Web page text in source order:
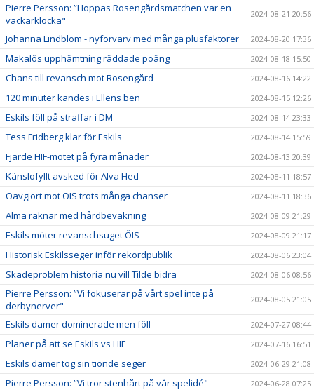
Pierre Persson: ”Hoppas Rosengårdsmatchen var en
väckarklocka"
2024-08-21 20:56
Johanna Lindblom - nyförvärv med många plusfaktorer 2024-08-20 17:36
Makalös upphämtning räddade poäng 2024-08-18 15:50
Chans till revansch mot Rosengård 2024-08-16 14:22
120 minuter kändes i Ellens ben 2024-08-15 12:26
Eskils föll på straffar i DM 2024-08-14 23:33
Tess Fridberg klar för Eskils 2024-08-14 15:59
Fjärde HIF-mötet på fyra månader 2024-08-13 20:39
Känslofyllt avsked för Alva Hed 2024-08-11 18:57
Oavgjort mot ÖIS trots många chanser 2024-08-11 18:36
Alma räknar med hårdbevakning 2024-08-09 21:29
Eskils möter revanschsuget ÖIS 2024-08-09 21:17
Historisk Eskilsseger inför rekordpublik 2024-08-06 23:04
Skadeproblem historia nu vill Tilde bidra 2024-08-06 08:56
Pierre Persson: ”Vi fokuserar på vårt spel inte på
derbynerver"
2024-08-05 21:05
Eskils damer dominerade men föll 2024-07-27 08:44
Planer på att se Eskils vs HIF 2024-07-16 16:51
Eskils damer tog sin tionde seger 2024-06-29 21:08
Pierre Persson: ”Vi tror stenhårt på vår spelidé" 2024-06-28 07:25